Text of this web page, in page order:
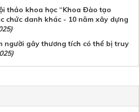
thảo khoa học “Khoa Đào tạo
chức danh khác - 10 năm xây dựng
người gây thương tích có thể bị truy